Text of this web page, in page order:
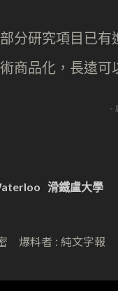
分研究項目已
商品化，長遠可
-
滑鐵盧大學
爆料者 : 純文字報